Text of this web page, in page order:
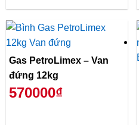
Gas PetroLimex – Van
đứng 12kg
570000₫